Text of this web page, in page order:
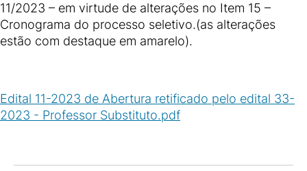
11/2023 – em virtude de alterações no Item 15 –
Cronograma do processo seletivo.(as alterações
estão com destaque em amarelo).
Edital 11-2023 de Abertura retificado pelo edital 33-
2023 - Professor Substituto.pdf